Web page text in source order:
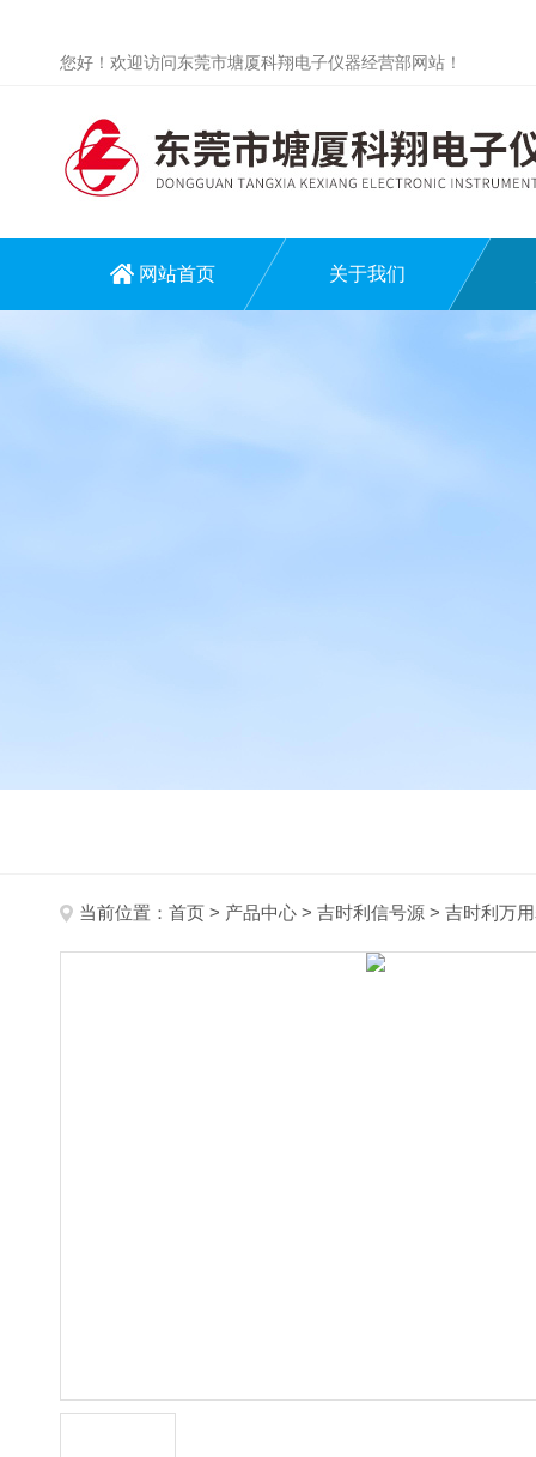
您好！欢迎访问东莞市塘厦科翔电子仪器经营部网站！
网站首页 关于我们
当前位置： 首页 > 产品中心 > 吉时利信号源 > 吉时利万